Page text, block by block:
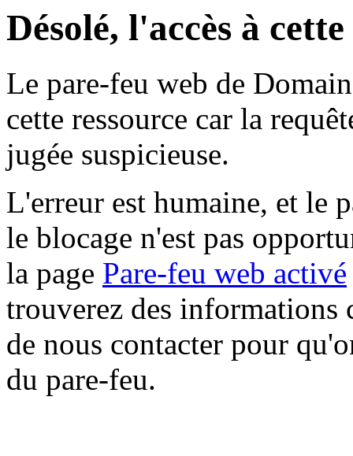
Désolé, l'accès à
Le pare-feu web de
cette ressource car la
jugée suspicieuse.
L'erreur est humaine, et le
le blocage n'est pas
la page Pare-feu web activé
trouverez des informations
de nous contacter pour
du pare-feu.